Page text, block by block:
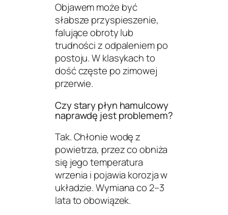
Objawem może być
słabsze przyspieszenie,
falujące obroty lub
trudności z odpaleniem po
postoju. W klasykach to
dość częste po zimowej
przerwie.
Czy stary płyn hamulcowy
naprawdę jest problemem?
Tak. Chłonie wodę z
powietrza, przez co obniża
się jego temperatura
wrzenia i pojawia korozja w
układzie. Wymiana co 2–3
lata to obowiązek.